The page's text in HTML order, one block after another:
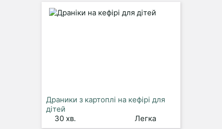
Драники з картоплі на кефірі для
дітей
30 хв.
Легка